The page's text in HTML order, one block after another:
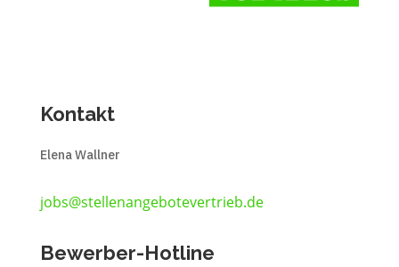
Kontakt
Elena Wallner
jobs@stellenangebotevertrieb.de
Bewerber-Hotline